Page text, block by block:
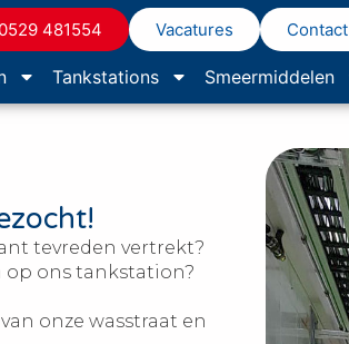
0529 481554 Vacatures Contact
Tankstations Smeermiddelen
tevreden vertrekt?
ons tankstation?
onze wasstraat en